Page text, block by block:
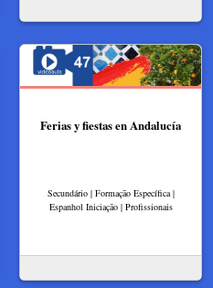
Ferias y fiestas en Andalucía
Secundário | Formação Específica |
Espanhol Iniciação | Profissionais